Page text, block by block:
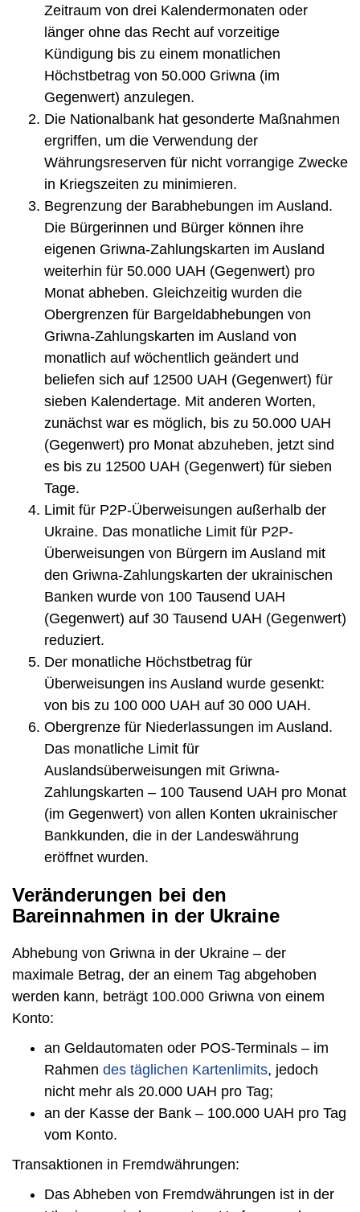
Zeitraum von drei Kalendermonaten oder
länger ohne das Recht auf vorzeitige
Kündigung bis zu einem monatlichen
Höchstbetrag von 50.000 Griwna (im
Gegenwert) anzulegen.
Die Nationalbank hat gesonderte Maßnahmen
ergriffen, um die Verwendung der
Währungsreserven für nicht vorrangige Zwecke
in Kriegszeiten zu minimieren.
Begrenzung der Barabhebungen im Ausland.
Die Bürgerinnen und Bürger können ihre
eigenen Griwna-Zahlungskarten im Ausland
weiterhin für 50.000 UAH (Gegenwert) pro
Monat abheben. Gleichzeitig wurden die
Obergrenzen für Bargeldabhebungen von
Griwna-Zahlungskarten im Ausland von
monatlich auf wöchentlich geändert und
beliefen sich auf 12500 UAH (Gegenwert) für
sieben Kalendertage. Mit anderen Worten,
zunächst war es möglich, bis zu 50.000 UAH
(Gegenwert) pro Monat abzuheben, jetzt sind
es bis zu 12500 UAH (Gegenwert) für sieben
Tage.
Limit für P2P-Überweisungen außerhalb der
Ukraine. Das monatliche Limit für P2P-
Überweisungen von Bürgern im Ausland mit
den Griwna-Zahlungskarten der ukrainischen
Banken wurde von 100 Tausend UAH
(Gegenwert) auf 30 Tausend UAH (Gegenwert)
reduziert.
Der monatliche Höchstbetrag für
Überweisungen ins Ausland wurde gesenkt:
von bis zu 100 000 UAH auf 30 000 UAH.
Obergrenze für Niederlassungen im Ausland.
Das monatliche Limit für
Auslandsüberweisungen mit Griwna-
Zahlungskarten – 100 Tausend UAH pro Monat
(im Gegenwert) von allen Konten ukrainischer
Bankkunden, die in der Landeswährung
eröffnet wurden.
Veränderungen bei den
Bareinnahmen in der Ukraine
Abhebung von Griwna in der Ukraine – der
maximale Betrag, der an einem Tag abgehoben
werden kann, beträgt 100.000 Griwna von einem
Konto:
an Geldautomaten oder POS-Terminals – im
Rahmen des täglichen Kartenlimits, jedoch
nicht mehr als 20.000 UAH pro Tag;
an der Kasse der Bank – 100.000 UAH pro Tag
vom Konto.
Transaktionen in Fremdwährungen:
Das Abheben von Fremdwährungen ist in der